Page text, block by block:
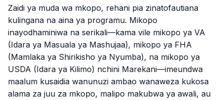
Zaidi ya muda wa mkopo, rehani pia zinatofautiana
kulingana na aina ya programu. Mikopo
inayodhaminiwa na serikali—kama vile mikopo ya VA
(Idara ya Masuala ya Mashujaa), mikopo ya FHA
(Mamlaka ya Shirikisho ya Nyumba), na mikopo ya
USDA (Idara ya Kilimo) nchini Marekani—imeundwa
maalum kusaidia wanunuzi ambao wanaweza kukosa
alama za juu za mkopo, malipo makubwa ya awali, au